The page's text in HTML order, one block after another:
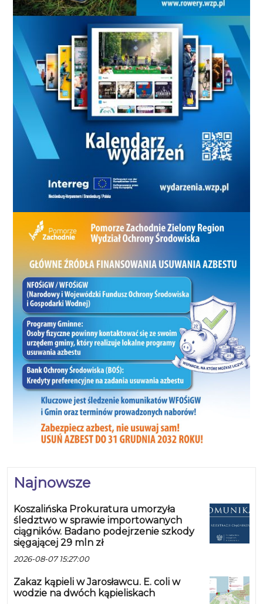
Najnowsze
Koszalińska Prokuratura umorzyła
śledztwo w sprawie importowanych
ciągników. Badano podejrzenie szkody
sięgającej 29 mln zł
2026-08-07 15:27:00
Zakaz kąpieli w Jarosławcu. E. coli w
wodzie na dwóch kąpieliskach